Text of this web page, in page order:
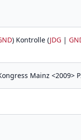
) Kontrolle (JDG |
Mainz <2009>